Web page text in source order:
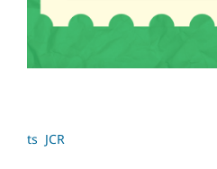
ts JCR